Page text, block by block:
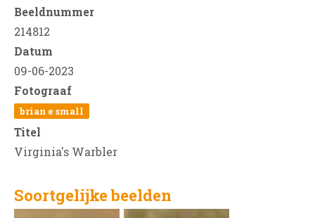
Beeldnummer
214812
Datum
09-06-2023
Fotograaf
brian e small
Titel
Virginia's Warbler
Soortgelijke beelden